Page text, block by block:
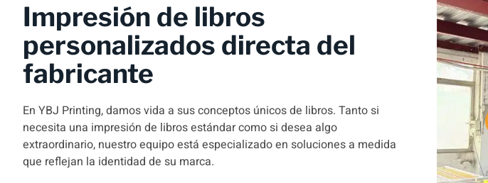
Impresión de libros
personalizados directa del
fabricante
En YBJ Printing, damos vida a sus conceptos únicos de libros. Tanto si
necesita una impresión de libros estándar como si desea algo
extraordinario, nuestro equipo está especializado en soluciones a medida
que reflejan la identidad de su marca.